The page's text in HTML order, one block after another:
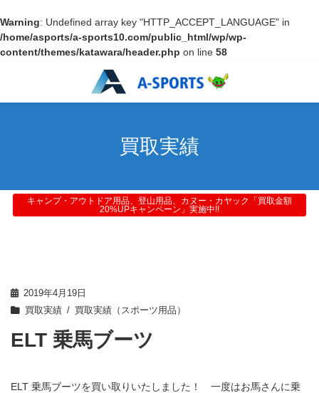
Warning: Undefined array key "HTTP_ACCEPT_LANGUAGE" in
/home/asports/a-sports10.com/public_html/wp/wp-
content/themes/katawara/header.php on line 58
買取実績
キャンプ・アウトドア用品、登山用品、カヌー・カヤック「買取金額
20%UPキャンペーン」実施中!!
2019年4月19日
買取実績
買取実績（スポーツ用品）
ELT 乗馬ブーツ
ELT 乗馬ブーツを買い取りいたしました！ 一度はお馬さんに乗